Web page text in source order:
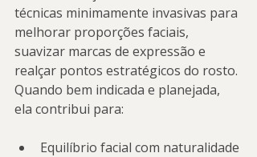
técnicas minimamente invasivas para
melhorar proporções faciais,
suavizar marcas de expressão e
realçar pontos estratégicos do rosto.
Quando bem indicada e planejada,
ela contribui para:
Equilíbrio facial com naturalidade